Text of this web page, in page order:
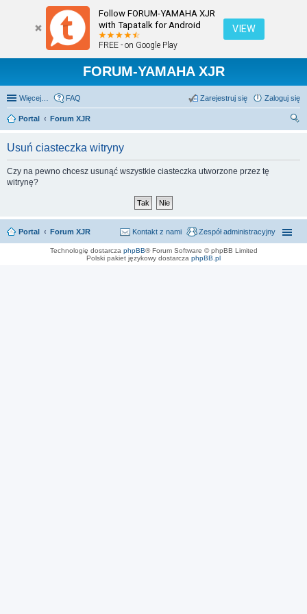
Follow FORUM-YAMAHA XJR
with Tapatalk for Android
FREE - on Google Play
VIEW
FORUM-YAMAHA XJR
Więcej… FAQ Zaloguj się
Zarejestruj się
Portal
Forum XJR
Usuń ciasteczka witryny
Czy na pewno chcesz usunąć wszystkie ciasteczka utworzone przez tę
witrynę?
Portal Forum XJR Zespół administracyjny
Kontakt z nami
Technologię dostarcza phpBB® Forum Software © phpBB Limited
Polski pakiet językowy dostarcza phpBB.pl